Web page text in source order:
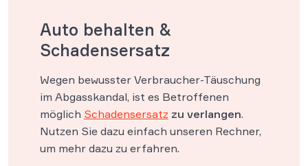
Auto behalten &
Schadensersatz
Wegen bewusster Verbraucher-Täuschung
im Abgasskandal, ist es Betroffenen
möglich Schadensersatz zu verlangen.
Nutzen Sie dazu einfach unseren Rechner,
um mehr dazu zu erfahren.